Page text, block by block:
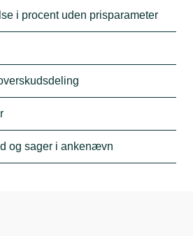
i procent uden prisparameter
og sager i ankenævn